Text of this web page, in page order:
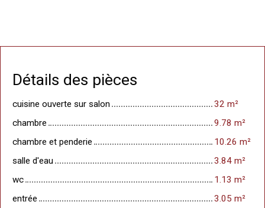
Détails des pièces
cuisine ouverte sur salon
32 m²
chambre
9.78 m²
chambre et penderie
10.26 m²
salle d'eau
3.84 m²
wc
1.13 m²
entrée
3.05 m²